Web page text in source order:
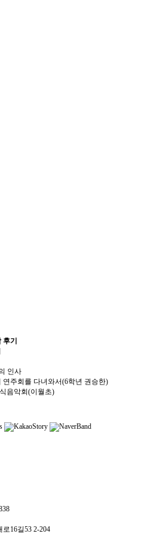
후기
인사
연주회를 다녀와서(6학년 권승한)
음악회(이월초)
16길53 2-204